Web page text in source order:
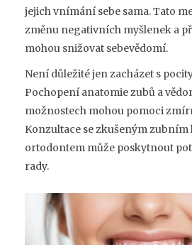
jejich vnímání sebe sama. Tato
změnu negativních myšlenek a
mohou snižovat sebevědomí.
Není důležité jen zacházet s
Pochopení anatomie zubů a
možnostech mohou pomoci
Konzultace se zkušeným zubním
ortodontem může poskytnout
rady.